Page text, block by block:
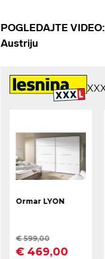
POGLEDAJTE VIDEO:
Austriju